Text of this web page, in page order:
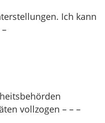
Ich kann
vollzogen – – –